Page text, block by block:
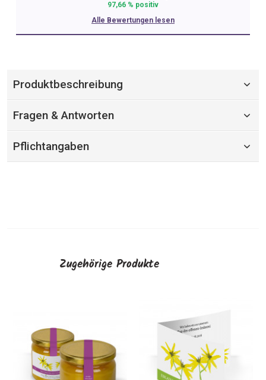
97,66 % positiv
Alle Bewertungen lesen
Produktbeschreibung
Fragen & Antworten
Pflichtangaben
Zugehörige Produkte